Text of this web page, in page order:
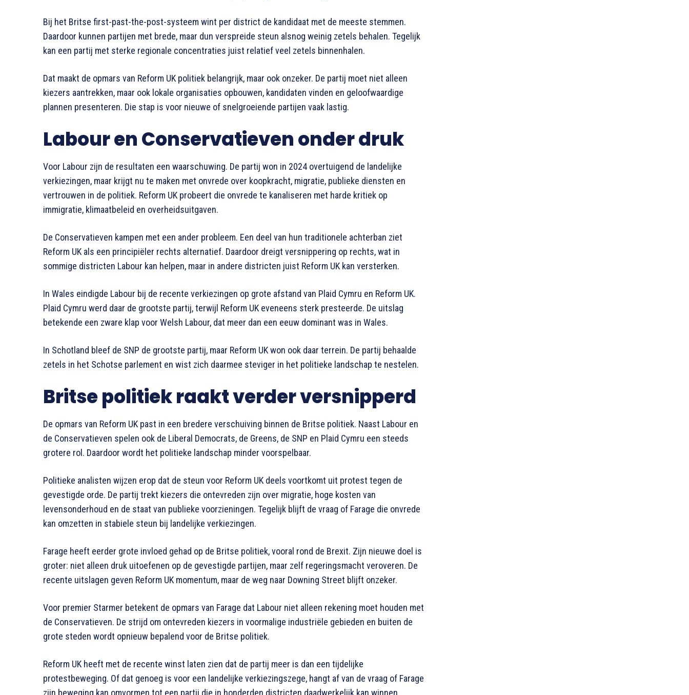
Bij het Britse first-past-the-post-systeem wint per district de kandidaat met de meeste stemmen.
Daardoor kunnen partijen met brede, maar dun verspreide steun alsnog weinig zetels behalen. Tegelijk
kan een partij met sterke regionale concentraties juist relatief veel zetels binnenhalen.
Dat maakt de opmars van Reform UK politiek belangrijk, maar ook onzeker. De partij moet niet alleen
kiezers aantrekken, maar ook lokale organisaties opbouwen, kandidaten vinden en geloofwaardige
plannen presenteren. Die stap is voor nieuwe of snelgroeiende partijen vaak lastig.
Labour en Conservatieven onder druk
Voor Labour zijn de resultaten een waarschuwing. De partij won in 2024 overtuigend de landelijke
verkiezingen, maar krijgt nu te maken met onvrede over koopkracht, migratie, publieke diensten en
vertrouwen in de politiek. Reform UK probeert die onvrede te kanaliseren met harde kritiek op
immigratie, klimaatbeleid en overheidsuitgaven.
De Conservatieven kampen met een ander probleem. Een deel van hun traditionele achterban ziet
Reform UK als een principiëler rechts alternatief. Daardoor dreigt versnippering op rechts, wat in
sommige districten Labour kan helpen, maar in andere districten juist Reform UK kan versterken.
In Wales eindigde Labour bij de recente verkiezingen op grote afstand van Plaid Cymru en Reform UK.
Plaid Cymru werd daar de grootste partij, terwijl Reform UK eveneens sterk presteerde. De uitslag
betekende een zware klap voor Welsh Labour, dat meer dan een eeuw dominant was in Wales.
In Schotland bleef de SNP de grootste partij, maar Reform UK won ook daar terrein. De partij behaalde
zetels in het Schotse parlement en wist zich daarmee steviger in het politieke landschap te nestelen.
Britse politiek raakt verder versnipperd
De opmars van Reform UK past in een bredere verschuiving binnen de Britse politiek. Naast Labour en
de Conservatieven spelen ook de Liberal Democrats, de Greens, de SNP en Plaid Cymru een steeds
grotere rol. Daardoor wordt het politieke landschap minder voorspelbaar.
Politieke analisten wijzen erop dat de steun voor Reform UK deels voortkomt uit protest tegen de
gevestigde orde. De partij trekt kiezers die ontevreden zijn over migratie, hoge kosten van
levensonderhoud en de staat van publieke voorzieningen. Tegelijk blijft de vraag of Farage die onvrede
kan omzetten in stabiele steun bij landelijke verkiezingen.
Farage heeft eerder grote invloed gehad op de Britse politiek, vooral rond de Brexit. Zijn nieuwe doel is
groter: niet alleen druk uitoefenen op de gevestigde partijen, maar zelf regeringsmacht veroveren. De
recente uitslagen geven Reform UK momentum, maar de weg naar Downing Street blijft onzeker.
Voor premier Starmer betekent de opmars van Farage dat Labour niet alleen rekening moet houden met
de Conservatieven. De strijd om ontevreden kiezers in voormalige industriële gebieden en buiten de
grote steden wordt opnieuw bepalend voor de Britse politiek.
Reform UK heeft met de recente winst laten zien dat de partij meer is dan een tijdelijke
protestbeweging. Of dat genoeg is voor een landelijke verkiezingszege, hangt af van de vraag of Farage
zijn beweging kan omvormen tot een partij die in honderden districten daadwerkelijk kan winnen.